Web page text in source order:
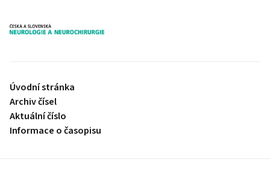
proLékaře.cz
Úvodní stránka
Archiv čísel
Aktuální číslo
Informace o časopisu